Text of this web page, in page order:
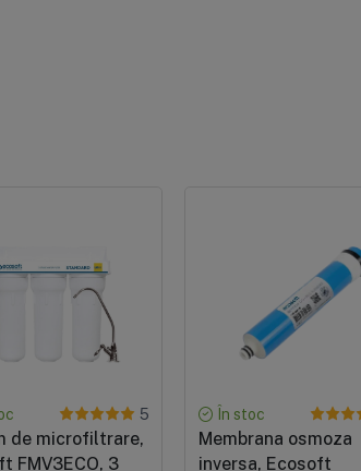
5
de microfiltrare,
FMV3ECO, 3
În stoc
Membrana osmoza
inversa, Ecosoft